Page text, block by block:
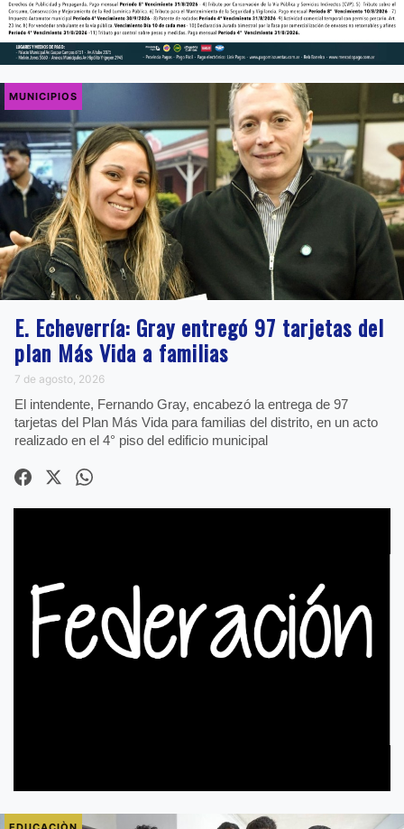
MUNICIPIOS
E. Echeverría: Gray entregó 97 tarjetas del
plan Más Vida a familias
7 de agosto, 2026
El intendente, Fernando Gray, encabezó la entrega de 97
tarjetas del Plan Más Vida para familias del distrito, en un acto
realizado en el 4° piso del edificio municipal